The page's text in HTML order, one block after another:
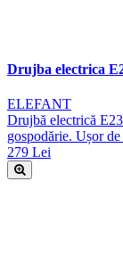
Drujba electrica
ELEFANT
Drujbă electrică
gospodărie. Ușor
279 Lei